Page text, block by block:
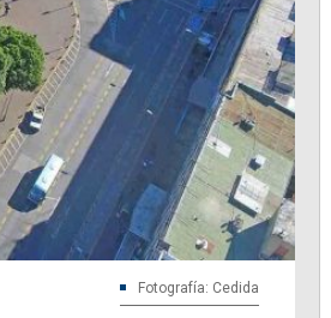
Fotografía: Cedida